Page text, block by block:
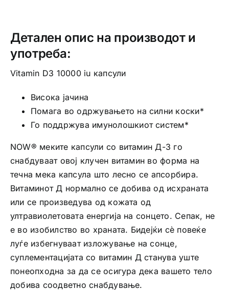
Детален опис на производот и
употреба:
Vitamin D3 10000 iu капсули
Висока јачина
Помага во одржувањето на силни коски*
Го поддржува имунолошкиот систем*
NOW® меките капсули со витамин Д-3 го
снабдуваат овој клучен витамин во форма на
течна мека капсула што лесно се апсорбира.
Витаминот Д нормално се добива од исхраната
или се произведува од кожата од
ултравиолетовата енергија на сонцето. Сепак, не
е во изобилство во храната. Бидејќи сè повеќе
луѓе избегнуваат изложување на сонце,
суплементацијата со витамин Д станува уште
понеопходна за да се осигура дека вашето тело
добива соодветно снабдување.